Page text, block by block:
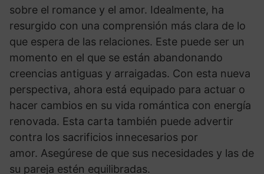
sobre el romance y el amor. Idealmente, ha
resurgido con una comprensión más clara de lo
que espera de las relaciones. Este puede ser un
momento en el que se están abandonando
creencias antiguas y arraigadas. Con esta nueva
perspectiva, ahora está equipado para actuar o
hacer cambios en su vida romántica con energía
renovada. Esta carta también puede advertir
contra los sacrificios innecesarios por
amor. Asegúrese de que sus necesidades y las de
su pareja estén equilibradas.